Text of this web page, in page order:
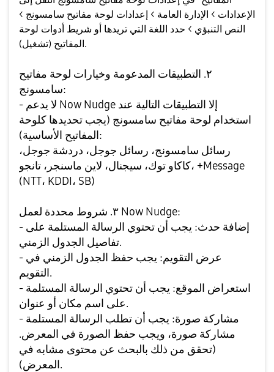
الإعدادات > الإدارة العامة > إعدادات لوحة مفاتيح سامسونج >
النص التنبؤي > حدد اللغة التي تريدها أو شريط أدوات لوحة
المفاتيح (تشغيل).
٢. التطبيقات المدعومة وخيارات لوحة مفاتيح
سامسونج:
- لا يدعم Now Nudge إلا التطبيقات التالية عند
استخدام لوحة مفاتيح سامسونج (يجب تحديدها كلوحة
المفاتيح الأساسية):
رسائل سامسونج، رسائل جوجل، دردشة جوجل،
كاكاو توك، سيجنال، لاين ماسنجر، تانجو، +Message
(NTT، KDDI، SB)
٣. شروط محددة لعمل Now Nudge:
- إضافة حدث: يجب أن تحتوي الرسالة المستلمة على
تفاصيل الجدول الزمني.
- عرض التقويم: يجب حفظ الجدول الزمني في
التقويم.
- استعراض الموقع: يجب أن تحتوي الرسالة المستلمة
على اسم مكان أو عنوان.
- مشاركة صورة: يجب أن تطلب الرسالة المستلمة
مشاركة صورة، ويجب حفظ الصورة في المعرض.
(تحقق من ذلك بالبحث عن محتوى مشابه في
المعرض).